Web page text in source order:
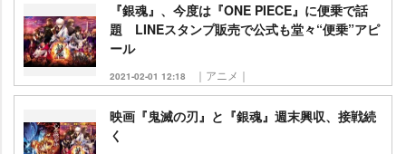
『銀魂』、今度は『ONE PIECE』に便乗で話
題 LINEスタンプ販売で公式も堂々“便乗”アピ
ール
2021-02-01 12:18 ｜アニメ｜
映画『鬼滅の刃』と『銀魂』週末興収、接戦続
く